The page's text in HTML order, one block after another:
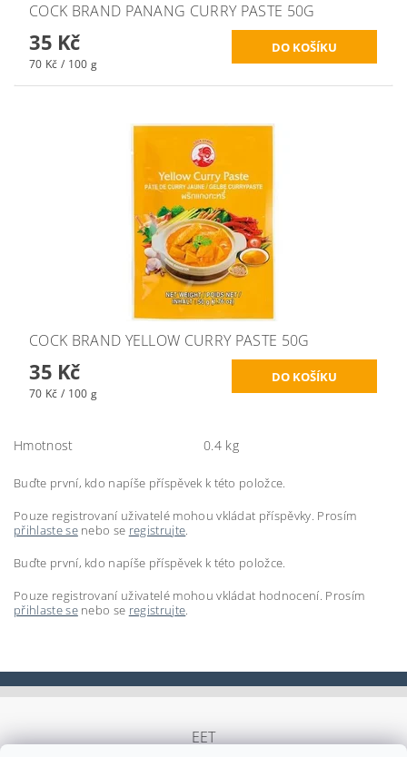
COCK BRAND PANANG CURRY PASTE 50G
35 Kč
70 Kč / 100 g
COCK BRAND YELLOW CURRY PASTE 50G
35 Kč
70 Kč / 100 g
Hmotnost 0.4 kg
Buďte první, kdo napíše příspěvek k této položce.
Pouze registrovaní uživatelé mohou vkládat příspěvky. Prosím
přihlaste senebo se registrujte.
Buďte první, kdo napíše příspěvek k této položce.
Pouze registrovaní uživatelé mohou vkládat hodnocení. Prosím
přihlaste senebo se registrujte.
EET